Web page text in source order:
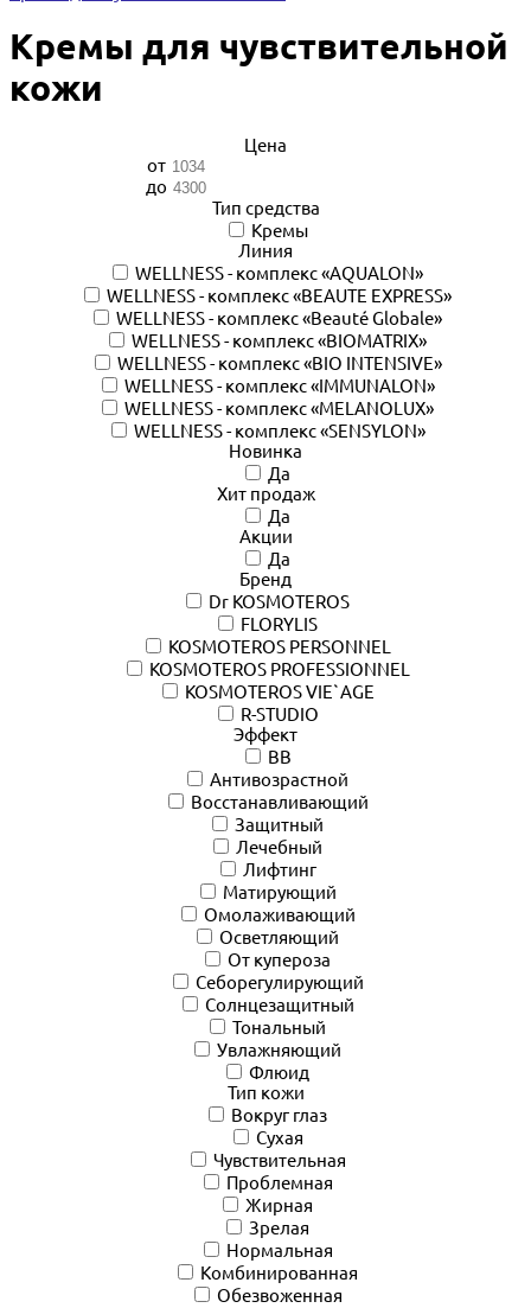
Кремы для чувствительной
кожи
Цена
от
до
Тип средства
Кремы
Линия
WELLNESS - комплекс «AQUALON»
WELLNESS - комплекс «BEAUTE EXPRESS»
WELLNESS - комплекс «Beauté Globale»
WELLNESS - комплекс «BIOMATRIX»
WELLNESS - комплекс «BIO INTENSIVE»
WELLNESS - комплекс «IMMUNALON»
WELLNESS - комплекс «MELANOLUX»
WELLNESS - комплекс «SENSYLON»
Новинка
Да
Хит продаж
Да
Акции
Да
Бренд
Dr KOSMOTEROS
FLORYLIS
KOSMOTEROS PERSONNEL
KOSMOTEROS PROFESSIONNEL
KOSMOTEROS VIE`AGE
R-STUDIO
Эффект
BB
Антивозрастной
Восстанавливающий
Защитный
Лечебный
Лифтинг
Матирующий
Омолаживающий
Осветляющий
От купероза
Себорегулирующий
Солнцезащитный
Тональный
Увлажняющий
Флюид
Тип кожи
Вокруг глаз
Сухая
Чувствительная
Проблемная
Жирная
Зрелая
Нормальная
Комбинированная
Обезвоженная